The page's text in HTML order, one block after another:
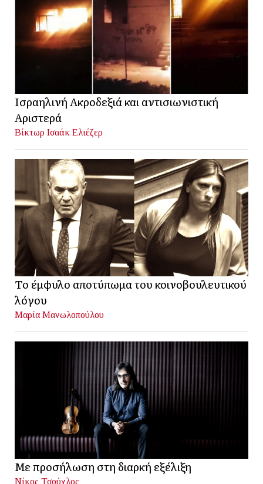
Ισραηλινή Ακροδεξιά και αντισιωνιστική
Αριστερά
Βίκτωρ Ισαάκ Ελιέζερ
Το έμφυλο αποτύπωμα του κοινοβουλευτικού
λόγου
Μαρία Μανωλοπούλου
Με προσήλωση στη διαρκή εξέλιξη
Νίκος Τσούχλος